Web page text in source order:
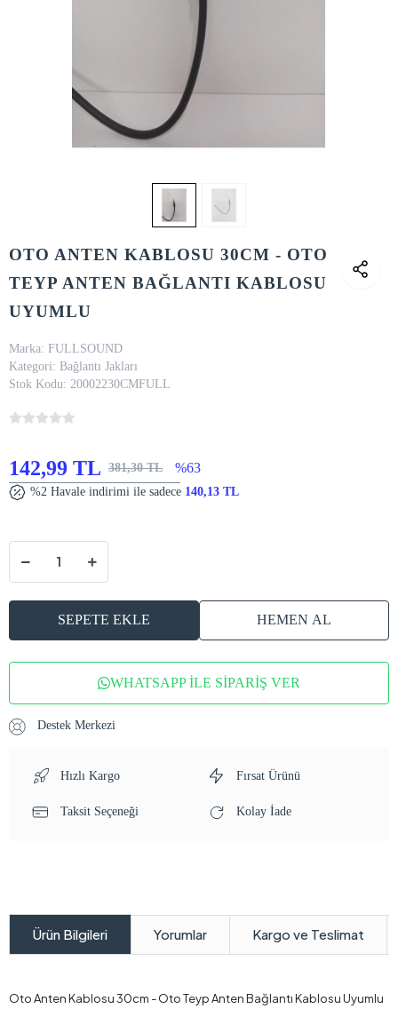
OTO ANTEN KABLOSU 30CM - OTO
TEYP ANTEN BAĞLANTI KABLOSU
UYUMLU
Marka: FULLSOUND
Kategori: Bağlantı Jakları
Stok Kodu: 20002230CMFULL
142,99 TL 381,30 TL %63
%2 Havale indirimi ile sadece 140,13 TL
SEPETE EKLE HEMEN AL
WHATSAPP İLE SİPARİŞ VER
Destek Merkezi
Hızlı Kargo Fırsat Ürünü
Taksit Seçeneği Kolay İade
Ürün Bilgileri Yorumlar Kargo ve Teslimat
Oto Anten Kablosu 30cm - Oto Teyp Anten Bağlantı Kablosu Uyumlu